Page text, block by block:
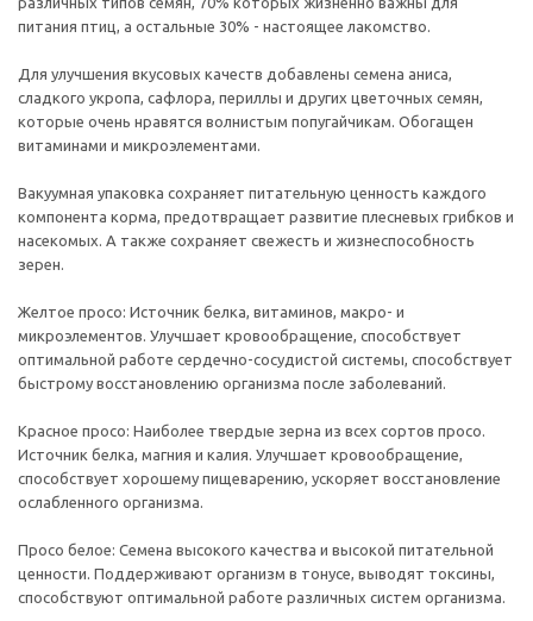
питания птиц, а остальные 30% - настоящее лакомство.
Для улучшения вкусовых качеств добавлены семена аниса,
сладкого укропа, сафлора, периллы и других цветочных семян,
которые очень нравятся волнистым попугайчикам. Обогащен
витаминами и микроэлементами.
Вакуумная упаковка сохраняет питательную ценность каждого
компонента корма, предотвращает развитие плесневых грибков и
насекомых. А также сохраняет свежесть и жизнеспособность
зерен.
Желтое просо: Источник белка, витаминов, макро- и
микроэлементов. Улучшает кровообращение, способствует
оптимальной работе сердечно-сосудистой системы, способствует
быстрому восстановлению организма после заболеваний.
Красное просо: Наиболее твердые зерна из всех сортов просо.
Источник белка, магния и калия. Улучшает кровообращение,
способствует хорошему пищеварению, ускоряет восстановление
ослабленного организма.
Просо белое: Семена высокого качества и высокой питательной
ценности. Поддерживают организм в тонусе, выводят токсины,
способствуют оптимальной работе различных систем организма.